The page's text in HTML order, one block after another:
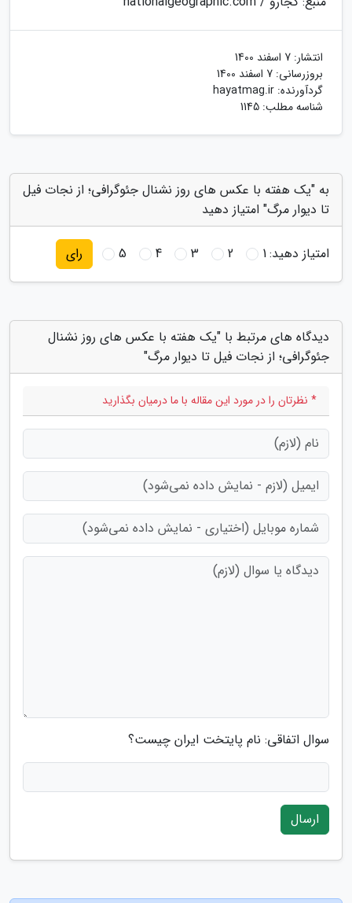
انتشار: 7 اسفند 1400
بروزرسانی: 7 اسفند 1400
گردآورنده: hayatmag.ir
شناسه مطلب: 1145
به "یک هفته با عکس های روز نشنال جئوگرافی؛ از نجات فیل
تا دیوار مرگ" امتیاز دهید
امتیاز دهید:1
2
3
4
5 رای
دیدگاه های مرتبط با "یک هفته با عکس های روز نشنال
جئوگرافی؛ از نجات فیل تا دیوار مرگ"
* نظرتان را در مورد این مقاله با ما درمیان بگذارید
سوال اتفاقی: نام پایتخت ایران چیست؟
ارسال